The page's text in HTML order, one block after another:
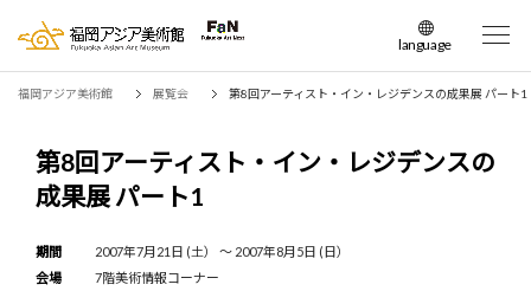
language
日本語
簡体中文
繁体中文
福岡アジア美術館 展覧会 第8回アーティスト・イン・レジデンスの成果展 パート1
第8回アーティスト・イン・レジデンスの
成果展 パート1
期間
2007年7月21日 (土） 〜 2007年8月5日 (日）
会場
7階美術情報コーナー